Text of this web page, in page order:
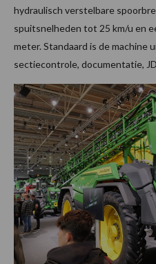
hydraulisch verstelbare
spuitsnelheden tot 25 km/u en
meter. Standaard is de machine
sectiecontrole, documentatie,